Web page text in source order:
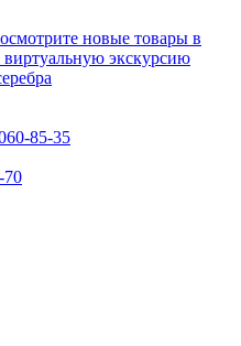
новые товары в
экскурсию
85-35
70